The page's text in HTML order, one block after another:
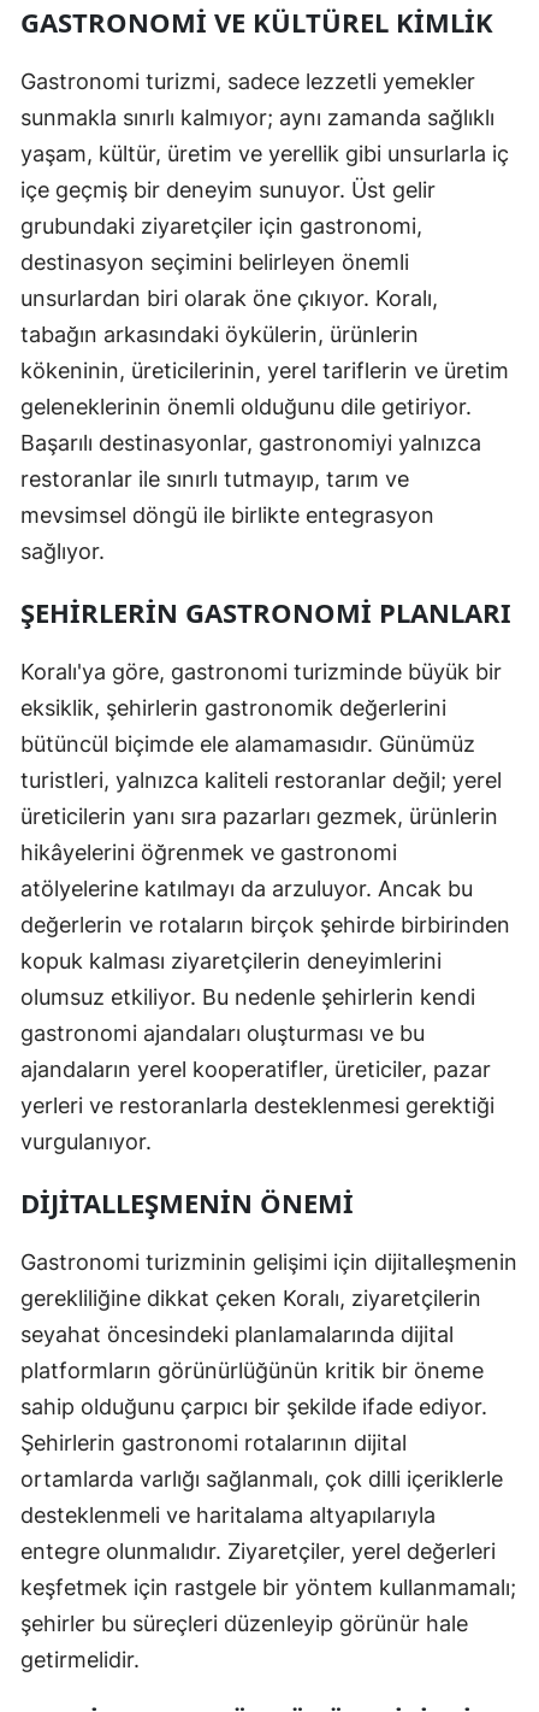
GASTRONOMI VE KÜLTÜREL KIMLIK
Gastronomi turizmi, sadece lezzetli yemekler
sunmakla sınırlı kalmıyor; aynı zamanda sağlıklı
yaşam, kültür, üretim ve yerellik gibi unsurlarla iç
içe geçmiş bir deneyim sunuyor. Üst gelir
grubundaki ziyaretçiler için gastronomi,
destinasyon seçimini belirleyen önemli
unsurlardan biri olarak öne çıkıyor. Koralı,
tabağın arkasındaki öykülerin, ürünlerin
kökeninin, üreticilerinin, yerel tariflerin ve üretim
geleneklerinin önemli olduğunu dile getiriyor.
Başarılı destinasyonlar, gastronomiyi yalnızca
restoranlar ile sınırlı tutmayıp, tarım ve
mevsimsel döngü ile birlikte entegrasyon
sağlıyor.
ŞEHIRLERIN GASTRONOMI PLANLARI
Koralı'ya göre, gastronomi turizminde büyük bir
eksiklik, şehirlerin gastronomik değerlerini
bütüncül biçimde ele alamamasıdır. Günümüz
turistleri, yalnızca kaliteli restoranlar değil; yerel
üreticilerin yanı sıra pazarları gezmek, ürünlerin
hikâyelerini öğrenmek ve gastronomi
atölyelerine katılmayı da arzuluyor. Ancak bu
değerlerin ve rotaların birçok şehirde birbirinden
kopuk kalması ziyaretçilerin deneyimlerini
olumsuz etkiliyor. Bu nedenle şehirlerin kendi
gastronomi ajandaları oluşturması ve bu
ajandaların yerel kooperatifler, üreticiler, pazar
yerleri ve restoranlarla desteklenmesi gerektiği
vurgulanıyor.
DIJITALLEŞMENIN ÖNEMI
Gastronomi turizminin gelişimi için dijitalleşmenin
gerekliliğine dikkat çeken Koralı, ziyaretçilerin
seyahat öncesindeki planlamalarında dijital
platformların görünürlüğünün kritik bir öneme
sahip olduğunu çarpıcı bir şekilde ifade ediyor.
Şehirlerin gastronomi rotalarının dijital
ortamlarda varlığı sağlanmalı, çok dilli içeriklerle
desteklenmeli ve haritalama altyapılarıyla
entegre olunmalıdır. Ziyaretçiler, yerel değerleri
keşfetmek için rastgele bir yöntem kullanmamalı;
şehirler bu süreçleri düzenleyip görünür hale
getirmelidir.